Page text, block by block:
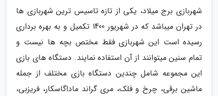
شهربازی برج میلاد، یکی از تازه تاسیس ترین شهربازی ها
در تهران میباشد که در شهریور 1400 تکمیل و به بهره برداری
رسیده است این شهربازی فقط مختص بچه ها نیست و
تمام سنین میتوانند از آن استفاده نمایند. دستگاه های بازی
این مجموعه شامل چندین دستگاه بازی مختلف از جمله
ماشین برقی، چرخ و فلک، مری گراند ماداگاسکار، فریزبی،